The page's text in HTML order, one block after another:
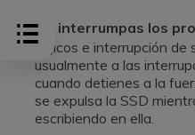
No interrumpas los
lógicos e interrupción de
usualmente a las
cuando detienes a la
se expulsa la SSD
escribiendo en ella.